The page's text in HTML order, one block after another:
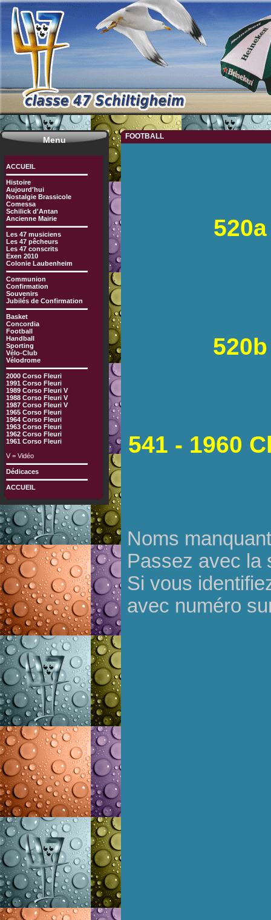
Menu
ACCUEIL
Histoire
Aujourd′hui
Nostalgie Brassicole
Comessa
Schilick d′Antan
Ancienne Mairie
Les 47 musiciens
Les 47 pêcheurs
Les 47 conscrits
Exen 2010
Colonie Laubenheim
Communion
Confirmation
Souvenirs
Jubilés de Confirmation
Basket
Concordia
Football
Handball
Sporting
Vélo-Club
Vélodrome
2000 Corso Fleuri
1991 Corso Fleuri
1989 Corso Fleuri V
1988 Corso Fleuri V
1987 Corso Fleuri V
1965 Corso Fleuri
1964 Corso Fleuri
1963 Corso Fleuri
1962 Corso Fleuri
1961 Corso Fleuri
V = Vidéo
Dédicaces
ACCUEIL
FOOTBALL
541 - 1960
Noms
Passez avec la
Si vous
avec numéro